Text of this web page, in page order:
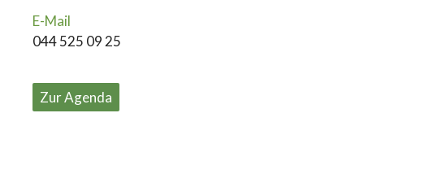
E-Mail
044 525 09 25
Zur Agenda